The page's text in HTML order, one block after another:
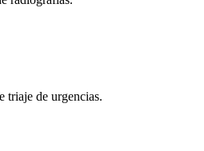
triaje de urgencias.